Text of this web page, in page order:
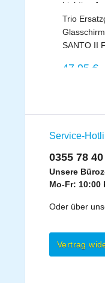
Trio
SANTO II
47,95 €
Service-
0355 78
Unsere
Mo-Fr: 10:00
Oder über
Vertrag